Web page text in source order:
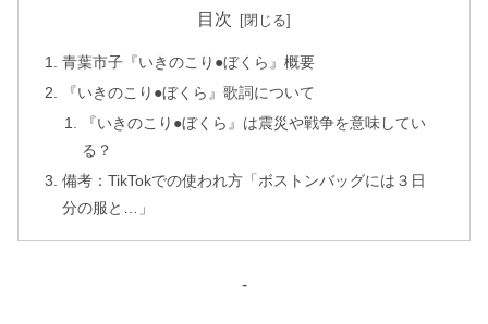
目次
青葉市子『いきのこり●ぼくら』概要
『いきのこり●ぼくら』歌詞について
『いきのこり●ぼくら』は震災や戦争を意味してい
る？
備考：TikTokでの使われ方「ボストンバッグには３日
分の服と…」
-